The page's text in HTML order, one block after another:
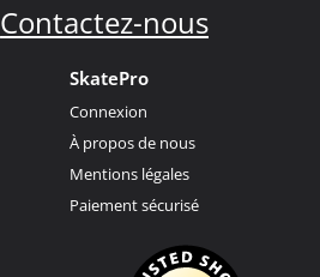
Contactez-nous
SkatePro
Connexion
À propos de nous
Mentions légales
Paiement sécurisé